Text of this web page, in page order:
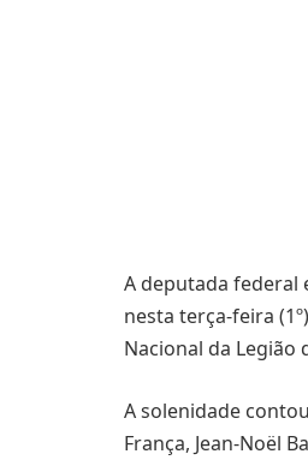
A deputada federal
nesta terça-feira
Nacional da Legião
A solenidade
França, Jean-Noël